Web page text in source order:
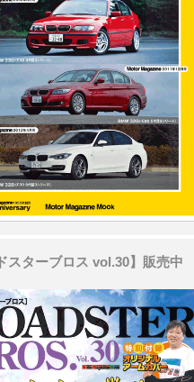
スターブロス vol.30】販売中